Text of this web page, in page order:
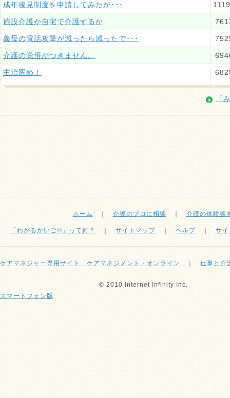
成年後見制度を申請してみたが･･･
施設介護か自宅で介護するか
義母の電話攻撃が減ったら減ったで･･･
介護の覚悟がつきません。
主治医め！
「
ホーム 介護のプロに相談 介護の体験談
「わかるかいご®」って何？ サイトマップ｜ ヘルプ｜ サ
ケアマネジャー専用サイト ケアマネジメント・オンライン 仕事と介
© 2010 Internet Infinity Inc.
スマートフォン版